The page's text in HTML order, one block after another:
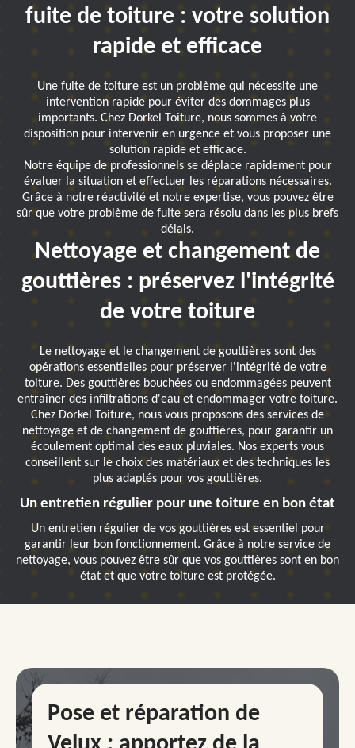
fuite de toiture : votre solution
rapide et efficace
Une fuite de toiture est un problème qui nécessite une
intervention rapide pour éviter des dommages plus
importants. Chez Dorkel Toiture, nous sommes à votre
disposition pour intervenir en urgence et vous proposer une
solution rapide et efficace.
Notre équipe de professionnels se déplace rapidement pour
évaluer la situation et effectuer les réparations nécessaires.
Grâce à notre réactivité et notre expertise, vous pouvez être
sûr que votre problème de fuite sera résolu dans les plus brefs
délais.
Nettoyage et changement de
gouttières : préservez l'intégrité
de votre toiture
Le nettoyage et le changement de gouttières sont des
opérations essentielles pour préserver l'intégrité de votre
toiture. Des gouttières bouchées ou endommagées peuvent
entraîner des infiltrations d'eau et endommager votre toiture.
Chez Dorkel Toiture, nous vous proposons des services de
nettoyage et de changement de gouttières, pour garantir un
écoulement optimal des eaux pluviales. Nos experts vous
conseillent sur le choix des matériaux et des techniques les
plus adaptés pour vos gouttières.
Un entretien régulier pour une toiture en bon état
Un entretien régulier de vos gouttières est essentiel pour
garantir leur bon fonctionnement. Grâce à notre service de
nettoyage, vous pouvez être sûr que vos gouttières sont en bon
état et que votre toiture est protégée.
Pose et réparation de